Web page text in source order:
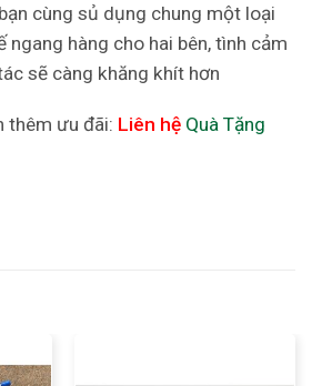
cùng sủ dụng chung một loại
ngang hàng cho hai bên, tình cảm
sẽ càng khăng khít hơn
thêm ưu đãi: Liên hệ Quà Tặng